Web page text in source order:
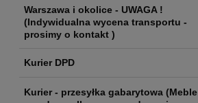
Warszawa i okolice - UWAGA !
(Indywidualna wycena transportu -
prosimy o kontakt )
Kurier DPD
Kurier - przesyłka gabarytowa (Meble